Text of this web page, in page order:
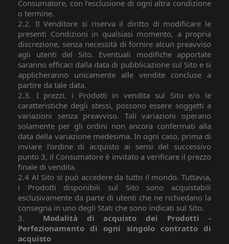
Consumatore, con l’esclusione di ogni altra condizione
o termine.
2.2. Il Venditore si riserva il diritto di modificare le
presenti Condizioni in qualsiasi momento, a propria
discrezione, senza necessità di fornire alcun preavviso
agli utenti del Sito. Eventuali modifiche apportate
saranno efficaci dalla data di pubblicazione sul Sito e si
applicheranno unicamente alle vendite concluse a
partire da tale data.
2.3. I prezzi, i Prodotti in vendita sul Sito e/o le
caratteristiche degli stessi, possono essere soggetti a
variazioni senza preavviso. Tali variazioni operano
solamente per gli ordini non ancora confermati alla
data della variazione medesima. In ogni caso, prima di
inviare l’ordine di acquisto ai sensi del successivo
punto 3, il Consumatore è invitato a verificare il prezzo
finale di vendita.
2.4 Al Sito si può accedere da tutto il mondo. Tuttavia,
i Prodotti disponibili sul Sito sono acquistabili
esclusivamente da parte di utenti che ne richiedano la
consegna in uno degli Stati che sono indicati sul Sito.
3.
Modalità di acquisto dei Prodotti -
Perfezionamento di ogni singolo contratto di
acquisto